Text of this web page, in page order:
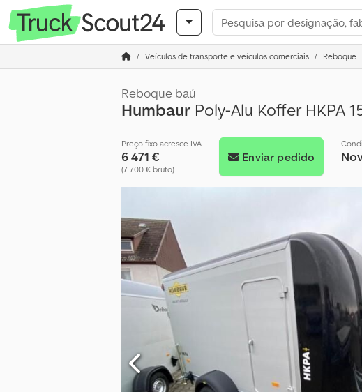
Veículos de transporte e veículos comerciais Reboque
Reboque baú
Humbaur Poly-Alu Koffer HKPA
Preço fixo acresce IVA
6 471 €
(7 700 € bruto)
Enviar pedido